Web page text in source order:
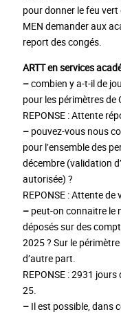
pour donner le feu
MEN demander aux
report des congés.
ARTT en services
–combien y a-t-il de
pour les périmètres de
REPONSE : Attente
–pouvez-vous nous
pour l’ensemble des
décembre (validation
autorisée) ?
REPONSE : Attente
–peut-on connaitre le
déposés sur des
2025 ? Sur le
d’autre part.
REPONSE : 2931
25.
–Il est possible, dans